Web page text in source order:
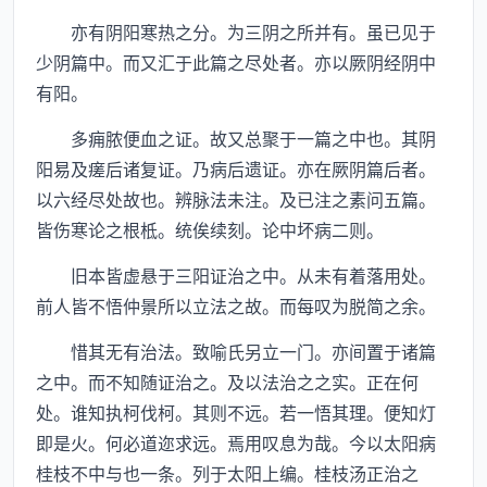
亦有阴阳寒热之分。为三阴之所并有。虽已见于
少阴篇中。而又汇于此篇之尽处者。亦以厥阴经阴中
有阳。
多痈脓便血之证。故又总聚于一篇之中也。其阴
阳易及瘥后诸复证。乃病后遗证。亦在厥阴篇后者。
以六经尽处故也。辨脉法未注。及已注之素问五篇。
皆伤寒论之根柢。统俟续刻。论中坏病二则。
旧本皆虚悬于三阳证治之中。从未有着落用处。
前人皆不悟仲景所以立法之故。而每叹为脱简之余。
惜其无有治法。致喻氏另立一门。亦间置于诸篇
之中。而不知随证治之。及以法治之之实。正在何
处。谁知执柯伐柯。其则不远。若一悟其理。便知灯
即是火。何必道迩求远。焉用叹息为哉。今以太阳病
桂枝不中与也一条。列于太阳上编。桂枝汤正治之